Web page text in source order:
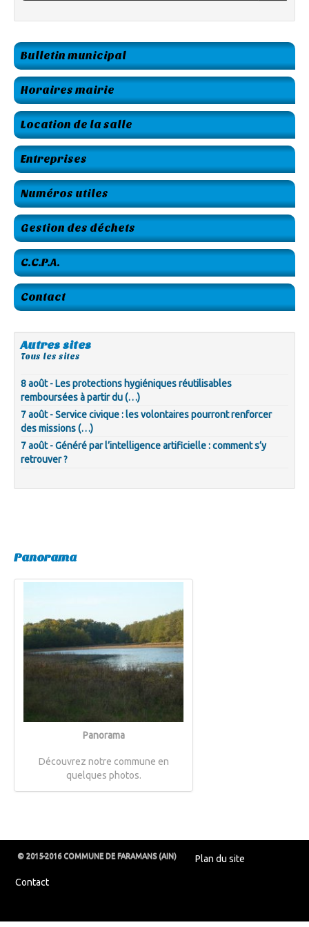
Bulletin municipal
Horaires mairie
Location de la salle
Entreprises
Numéros utiles
Gestion des déchets
C.C.P.A.
Contact
Autres sites
Tous les sites
8 août - Les protections hygiéniques réutilisables
remboursées à partir du (…)
7 août - Service civique : les volontaires pourront renforcer
des missions (…)
7 août - Généré par l’intelligence artificielle : comment s’y
retrouver ?
Panorama
Panorama
Découvrez notre commune en
quelques photos.
© 2015-2016 COMMUNE DE FARAMANS (AIN) Plan du site
Contact